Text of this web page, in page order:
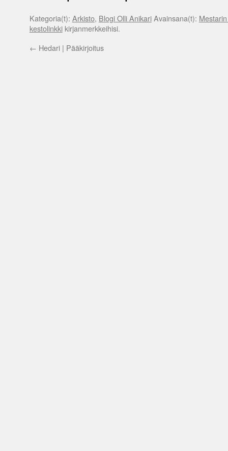
Kategoria(t): Arkisto, Blogi Olli AnikariAvainsana(t):
kestolinkkikirjanmerkkeihisi.
← Hedari | Pääkirjoitus